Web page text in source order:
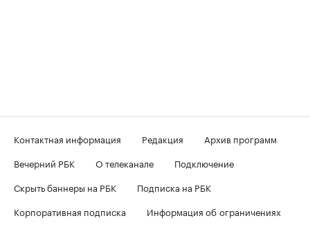
Контактная информация Редакция
Архив программ
Вечерний РБК
О телеканале
Подключение
Скрыть баннеры на РБК
Подписка на РБК
Корпоративная подписка
Информация об ограничениях